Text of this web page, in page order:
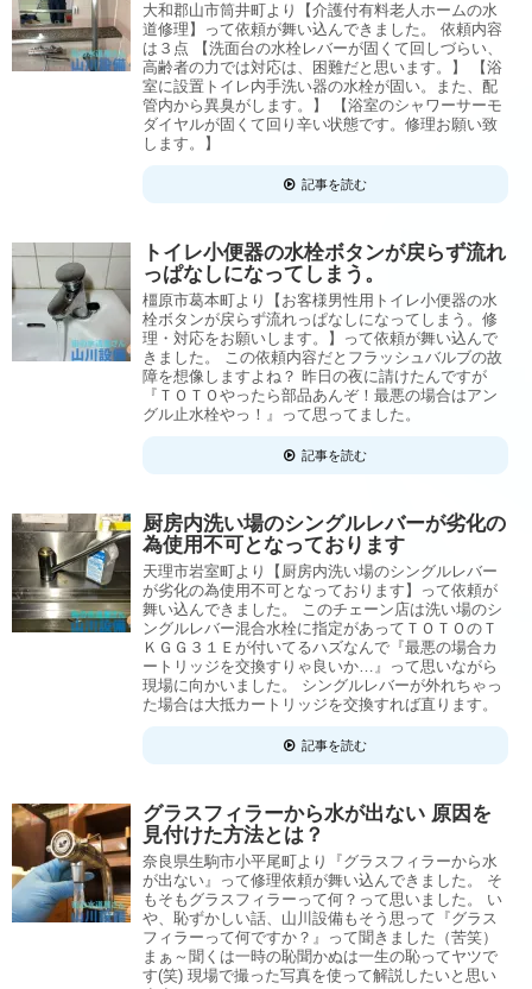
大和郡山市筒井町より【介護付有料老人ホームの水
道修理】って依頼が舞い込んできました。 依頼内容
は３点 【洗面台の水栓レバーが固くて回しづらい、
高齢者の力では対応は、困難だと思います。】 【浴
室に設置トイレ内手洗い器の水栓が固い。また、配
管内から異臭がします。】 【浴室のシャワーサーモ
ダイヤルが固くて回り辛い状態です。修理お願い致
します。】
記事を読む
トイレ小便器の水栓ボタンが戻らず流れ
っぱなしになってしまう。
橿原市葛本町より【お客様男性用トイレ小便器の水
栓ボタンが戻らず流れっぱなしになってしまう。修
理・対応をお願いします。】って依頼が舞い込んで
きました。 この依頼内容だとフラッシュバルブの故
障を想像しますよね？ 昨日の夜に請けたんですが
『ＴＯＴＯやったら部品あんぞ！最悪の場合はアン
グル止水栓やっ！』って思ってました。
記事を読む
厨房内洗い場のシングルレバーが劣化の
為使用不可となっております
天理市岩室町より【厨房内洗い場のシングルレバー
が劣化の為使用不可となっております】って依頼が
舞い込んできました。 このチェーン店は洗い場のシ
ングルレバー混合水栓に指定があってＴＯＴＯのＴ
ＫＧＧ３１Ｅが付いてるハズなんで『最悪の場合カ
ートリッジを交換すりゃ良いか…』って思いながら
現場に向かいました。 シングルレバーが外れちゃっ
た場合は大抵カートリッジを交換すれば直ります。
記事を読む
グラスフィラーから水が出ない 原因を
見付けた方法とは？
奈良県生駒市小平尾町より『グラスフィラーから水
が出ない』って修理依頼が舞い込んできました。 そ
もそもグラスフィラーって何？って思いました。 い
や、恥ずかしい話、山川設備もそう思って『グラス
フィラーって何ですか？』って聞きました（苦笑）
まぁ～聞くは一時の恥聞かぬは一生の恥ってヤツで
す(笑) 現場で撮った写真を使って解説したいと思い